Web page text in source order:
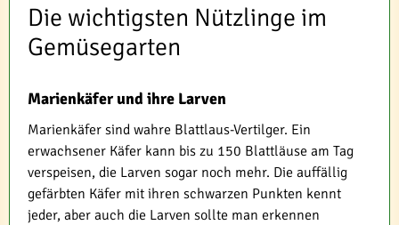
Die wichtigsten Nützlinge im
Gemüsegarten
Marienkäfer und ihre Larven
Marienkäfer sind wahre Blattlaus-Vertilger. Ein
erwachsener Käfer kann bis zu 150 Blattläuse am Tag
verspeisen, die Larven sogar noch mehr. Die auffällig
gefärbten Käfer mit ihren schwarzen Punkten kennt
jeder, aber auch die Larven sollte man erkennen